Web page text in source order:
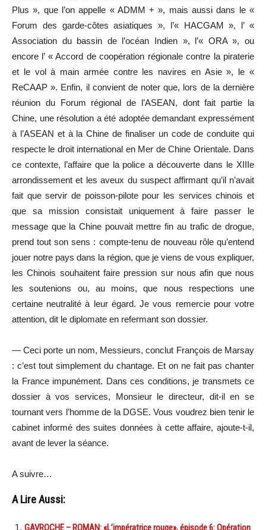
Plus », que l’on appelle « ADMM + », mais aussi dans le «
Forum des garde-côtes asiatiques », l’« HACGAM », l’ «
Association du bassin de l’océan Indien », l’« ORA », ou
encore l’ « Accord de coopération régionale contre la piraterie
et le vol à main armée contre les navires en Asie », le «
ReCAAP ». Enfin, il convient de noter que, lors de la dernière
réunion du Forum régional de l’ASEAN, dont fait partie la
Chine, une résolution a été adoptée demandant expressément
à l’ASEAN et à la Chine de finaliser un code de conduite qui
respecte le droit international en Mer de Chine Orientale. Dans
ce contexte, l’affaire que la police a découverte dans le XIIIe
arrondissement et les aveux du suspect affirmant qu’il n’avait
fait que servir de poisson-pilote pour les services chinois et
que sa mission consistait uniquement à faire passer le
message que la Chine pouvait mettre fin au trafic de drogue,
prend tout son sens : compte-tenu de nouveau rôle qu’entend
jouer notre pays dans la région, que je viens de vous expliquer,
les Chinois souhaitent faire pression sur nous afin que nous
les soutenions ou, au moins, que nous respections une
certaine neutralité à leur égard. Je vous remercie pour votre
attention, dit le diplomate en refermant son dossier.
— Ceci porte un nom, Messieurs, conclut François de Marsay
: c’est tout simplement du chantage. Et on ne fait pas chanter
la France impunément. Dans ces conditions, je transmets ce
dossier à vos services, Monsieur le directeur, dit-il en se
tournant vers l’homme de la DGSE. Vous voudrez bien tenir le
cabinet informé des suites données à cette affaire, ajoute-t-il,
avant de lever la séance.
A suivre…
A Lire Aussi:
GAVROCHE – ROMAN: «L’impératrice rouge», épisode 6: Opération